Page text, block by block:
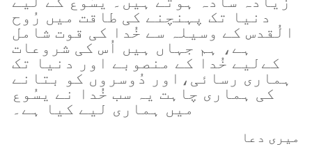
دنیا تک پہنچنے کی طاقت میں رُوح
الُقدس کے وسیلہ سے خُدا کی قوت شامل
ہے، ہم جہاں ہیں اُس کی شروعات
کےلیے خُدا کے منصوبے اور دنیا تک
ہماری رسائی،اور دُوسروں کو بتانے
کی ہماری چاہت یہ سب خُدا نے یسُوع
میں ہماری لیے کیا ہے۔
میری دعا